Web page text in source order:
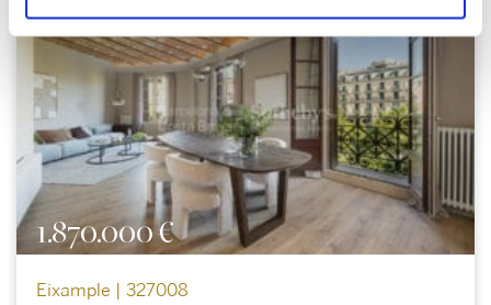
1.870.000 €
Eixample | 327008